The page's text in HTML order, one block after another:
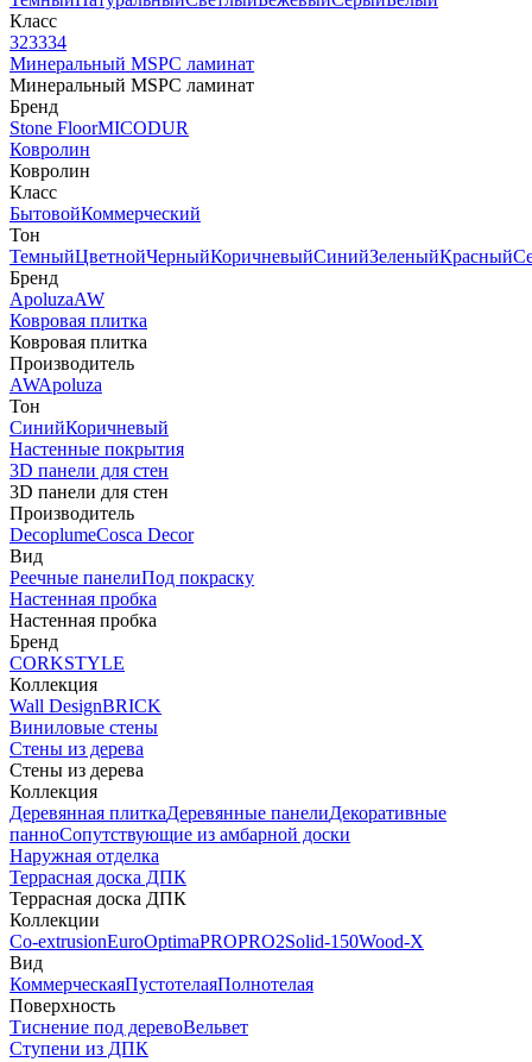
Класс
323334
Минеральный MSPC ламинат
Минеральный MSPC ламинат
Бренд
Stone FloorMICODUR
Ковролин
Ковролин
Класс
БытовойКоммерческий
Тон
ТемныйЦветнойЧерныйКоричневыйСинийЗеленыйКрасный
Бренд
ApoluzaAW
Ковровая плитка
Ковровая плитка
Производитель
AWApoluza
Тон
СинийКоричневый
Настенные покрытия
3D панели для стен
3D панели для стен
Производитель
DecoplumeCosca Decor
Вид
Реечные панелиПод покраску
Настенная пробка
Настенная пробка
Бренд
CORKSTYLE
Коллекция
Wall DesignBRICK
Виниловые стены
Стены из дерева
Стены из дерева
Коллекция
Деревянная плиткаДеревянные панелиДекоративные
панноСопутствующие из амбарной доски
Наружная отделка
Террасная доска ДПК
Террасная доска ДПК
Коллекции
Co-extrusionEuroOptimaPROPRO2Solid-150Wood-X
Вид
КоммерческаяПустотелаяПолнотелая
Поверхность
Тиснение под деревоВельвет
Ступени из ДПК